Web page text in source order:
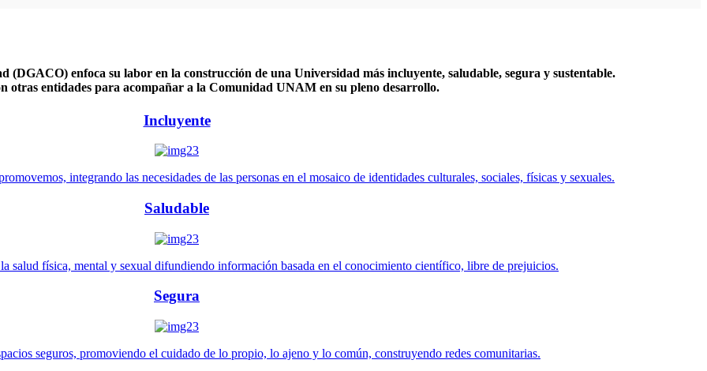
(DGACO) enfoca su labor en la construcción de una Universidad más incluyente, saludable, segura y sustentable.
otras entidades para acompañar a la Comunidad UNAM en su pleno desarrollo.
Incluyente
integrando las necesidades de las personas en el mosaico de identidades culturales, sociales, físicas y sexuales.
Saludable
salud física, mental y sexual difundiendo información basada en el conocimiento científico, libre de prejuicios.
Segura
seguros, promoviendo el cuidado de lo propio, lo ajeno y lo común, construyendo redes comunitarias.